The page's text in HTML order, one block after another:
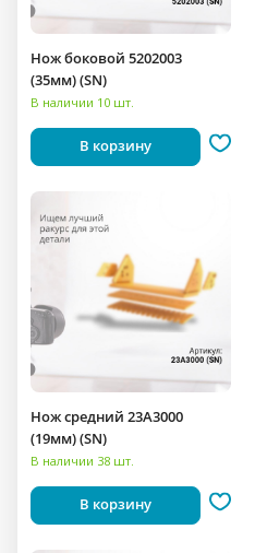
Нож боковой 5202003
(35мм) (SN)
В наличии 10 шт.
В корзину
Нож средний 23A3000
(19мм) (SN)
В наличии 38 шт.
В корзину